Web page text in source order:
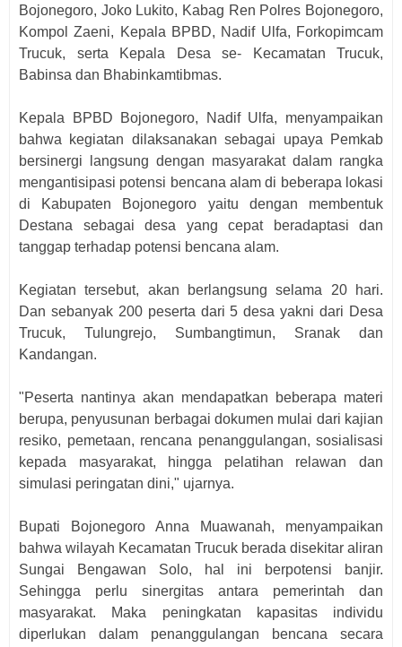
Bojonegoro, Joko Lukito, Kabag Ren Polres Bojonegoro,
Kompol Zaeni, Kepala BPBD, Nadif Ulfa, Forkopimcam
Trucuk, serta Kepala Desa se- Kecamatan Trucuk,
Babinsa dan Bhabinkamtibmas.
Kepala BPBD Bojonegoro, Nadif Ulfa, menyampaikan
bahwa kegiatan dilaksanakan sebagai upaya Pemkab
bersinergi langsung dengan masyarakat dalam rangka
mengantisipasi potensi bencana alam di beberapa lokasi
di Kabupaten Bojonegoro yaitu dengan membentuk
Destana sebagai desa yang cepat beradaptasi dan
tanggap terhadap potensi bencana alam.
Kegiatan tersebut, akan berlangsung selama 20 hari.
Dan sebanyak 200 peserta dari 5 desa yakni dari Desa
Trucuk, Tulungrejo, Sumbangtimun, Sranak dan
Kandangan.
"Peserta nantinya akan mendapatkan beberapa materi
berupa, penyusunan berbagai dokumen mulai dari kajian
resiko, pemetaan, rencana penanggulangan, sosialisasi
kepada masyarakat, hingga pelatihan relawan dan
simulasi peringatan dini," ujarnya.
Bupati Bojonegoro Anna Muawanah, menyampaikan
bahwa wilayah Kecamatan Trucuk berada disekitar aliran
Sungai Bengawan Solo, hal ini berpotensi banjir.
Sehingga perlu sinergitas antara pemerintah dan
masyarakat. Maka peningkatan kapasitas individu
diperlukan dalam penanggulangan bencana secara